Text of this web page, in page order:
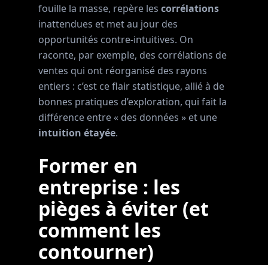
fouille la masse, repère les corrélations
inattendues et met au jour des
opportunités contre-intuitives. On
raconte, par exemple, des corrélations de
ventes qui ont réorganisé des rayons
entiers : c’est ce flair statistique, allié à de
bonnes pratiques d’exploration, qui fait la
différence entre « des données » et une
intuition étayée.
Former en
entreprise : les
pièges à éviter (et
comment les
contourner)